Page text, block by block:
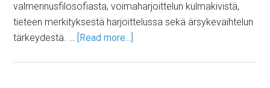
valmennusfilosofiasta, voimaharjoittelun kulmakivistä,
tieteen merkityksestä harjoittelussa sekä ärsykevaihtelun
tärkeydestä. … [Read more...]